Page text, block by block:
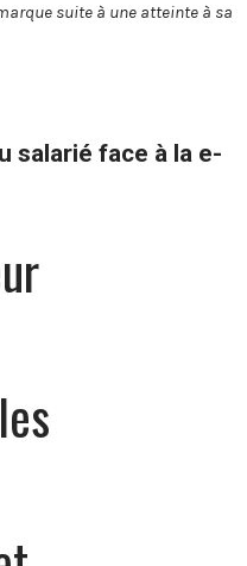
suite à une atteinte à sa
salarié face à la e-